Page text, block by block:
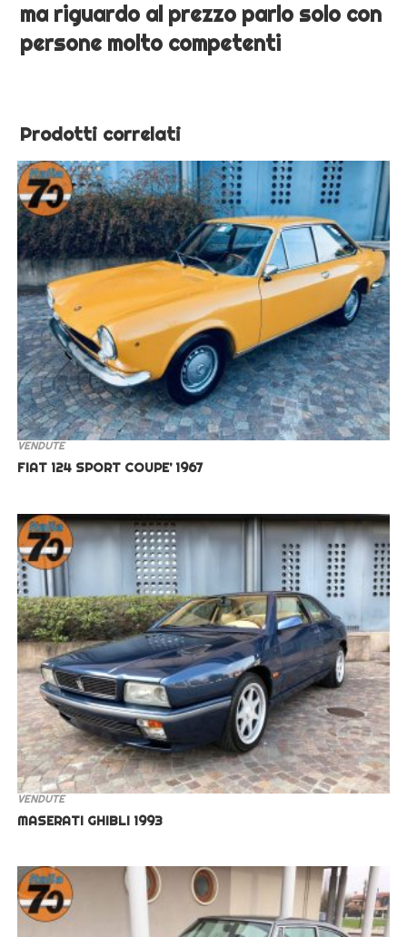
ma riguardo al prezzo parlo solo con
persone molto competenti
Prodotti correlati
VENDUTE
FIAT 124 SPORT COUPE’ 1967
VENDUTE
MASERATI GHIBLI 1993